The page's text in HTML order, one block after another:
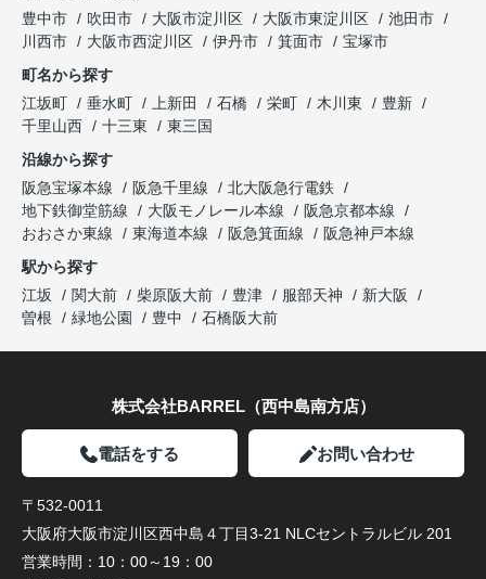
豊中市
吹田市 大阪市淀川区 大阪市東淀川区
池田市
川西市
大阪市西淀川区 伊丹市 箕面市
宝塚市
町名から探す
江坂町
垂水町 上新田 石橋 栄町 木川東
豊新
千里山西
十三東
東三国
沿線から探す
阪急宝塚本線
阪急千里線
北大阪急行電鉄
地下鉄御堂筋線
大阪モノレール本線
阪急京都本線
おおさか東線
東海道本線 阪急箕面線
阪急神戸本線
駅から探す
江坂
関大前 柴原阪大前 豊津 服部天神
新大阪
曽根
緑地公園 豊中 石橋阪大前
株式会社BARREL（西中島南方店）
電話をする お問い合わせ
〒532-0011
大阪府大阪市淀川区西中島４丁目3-21 NLCセントラルビル 201
営業時間： 10：00～19：00